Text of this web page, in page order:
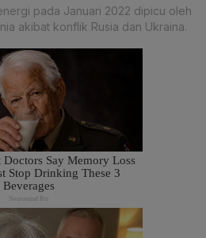
pada Januari 2022 dipicu oleh
akibat konflik Rusia dan Ukraina.